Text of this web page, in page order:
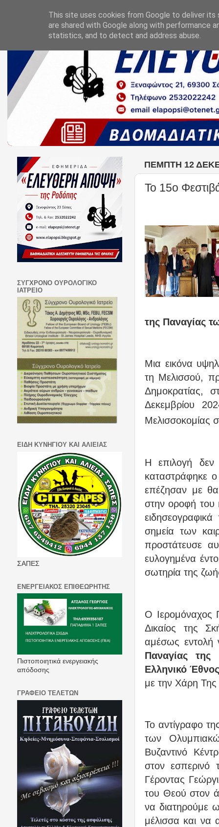
ΠΈΜΠΤΗ 12
Το 15ο
της Παναγίας
Μια εικόνα
τη Μελισσού,
Δημοκρατίας,
Δεκεμβρίου
Μελισσοκομίας
Η επιλογή δεν
καταστράφηκε
επέζησαν με
στην οροφή του
σημεία των
προστάτευσε
ευλογημένα
σωτηρία της
Ο Ιερομόναχος
Δικαίος της
αμέσως εντολή
Παναγίας της
Ελληνικό
με την Χάρη Της
Το αντίγραφο
των
Βυζαντινό
στον εσπερινό
Γέροντας
του Θεού στον
να διατηρούμε
μέλισσα και να
ΣΥΓΧΡΟΝΟ ΟΥΡΟΛΟΓΙΚΟ
ΙΑΤΡΕΙΟ
ΕΙΔΗ ΚΥΝΗΓΙΟΥ ΚΑΙ ΑΛΙΕΙΑΣ
ΣΑΠΕΣ
ΕΝΕΡΓΕΙΑΚΟΣ ΕΠΙΘΕΩΡΗΤΗΣ
Πιστοποιητικά ενεργειακής
απόδοσης
ΓΡΑΦΕΙΟ ΤΕΛΕΤΩΝ
This site uses cookies from Google to deliver its
are shared with Google along with performance
statistics, and to detect and address abuse.